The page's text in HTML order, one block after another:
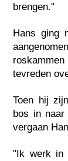
brengen."
Hans ging
tevreden
Toen hij
bos in
vergaan
"Ik werk in